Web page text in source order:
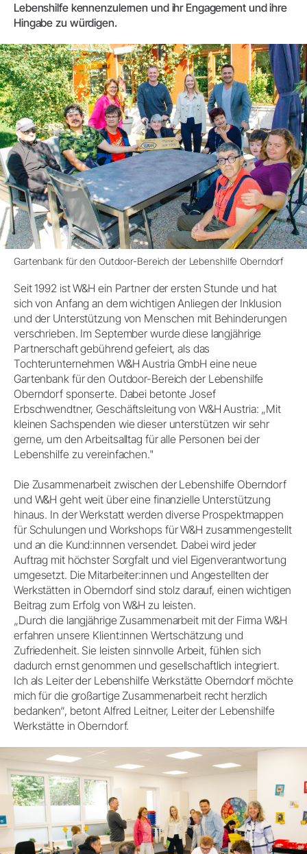
Lebenshilfe kennenzulernen und ihr Engagement und ihre
Hingabe zu würdigen.
Gartenbank für den Outdoor-Bereich der Lebenshilfe Oberndorf
Seit 1992 ist W&H ein Partner der ersten Stunde und hat
sich von Anfang an dem wichtigen Anliegen der Inklusion
und der Unterstützung von Menschen mit Behinderungen
verschrieben. Im September wurde diese langjährige
Partnerschaft gebührend gefeiert, als das
Tochterunternehmen W&H Austria GmbH eine neue
Gartenbank für den Outdoor-Bereich der Lebenshilfe
Oberndorf sponserte. Dabei betonte Josef
Erbschwendtner, Geschäftsleitung von W&H Austria: „Mit
kleinen Sachspenden wie dieser unterstützen wir sehr
gerne, um den Arbeitsalltag für alle Personen bei der
Lebenshilfe zu vereinfachen."
Die Zusammenarbeit zwischen der Lebenshilfe Oberndorf
und W&H geht weit über eine finanzielle Unterstützung
hinaus. In der Werkstatt werden diverse Prospektmappen
für Schulungen und Workshops für W&H zusammengestellt
und an die Kund:innnen versendet. Dabei wird jeder
Auftrag mit höchster Sorgfalt und viel Eigenverantwortung
umgesetzt. Die Mitarbeiter:innen und Angestellten der
Werkstätten in Oberndorf sind stolz darauf, einen wichtigen
Beitrag zum Erfolg von W&H zu leisten.
„Durch die langjährige Zusammenarbeit mit der Firma W&H
erfahren unsere Klient:innen Wertschätzung und
Zufriedenheit. Sie leisten sinnvolle Arbeit, fühlen sich
dadurch ernst genommen und gesellschaftlich integriert.
Ich als Leiter der Lebenshilfe Werkstätte Oberndorf möchte
mich für die großartige Zusammenarbeit recht herzlich
bedanken“, betont Alfred Leitner, Leiter der Lebenshilfe
Werkstätte in Oberndorf.